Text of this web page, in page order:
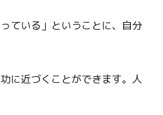
ている」ということに、自分
に近づくことができます。人